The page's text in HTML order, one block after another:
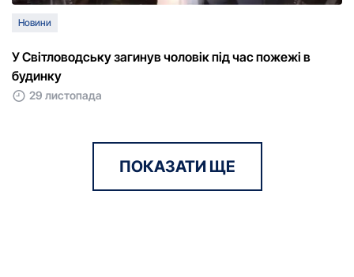
Новини
У Світловодську загинув чоловік під час пожежі в
будинку
29 листопада
ПОКАЗАТИ ЩЕ